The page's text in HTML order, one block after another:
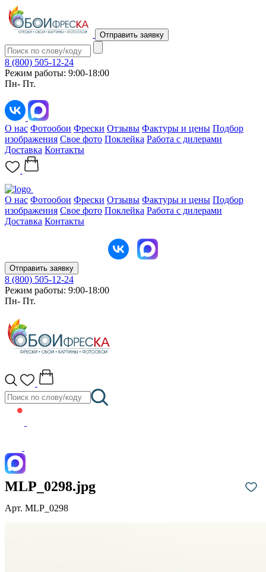
Отправить заявку
8 (800) 505-12-24
Режим работы: 9:00-18:00
Пн- Пт.
О нас Фотообои Фрески Отзывы Фактуры и цены Подбор
изображения Свое фото Поклейка Работа с дилерами
Доставка Контакты
О нас Фотообои Фрески Отзывы Фактуры и цены Подбор
изображения Свое фото Поклейка Работа с дилерами
Доставка Контакты
Отправить заявку
8 (800) 505-12-24
Режим работы: 9:00-18:00
Пн- Пт.
MLP_0298.jpg
Арт. MLP_0298